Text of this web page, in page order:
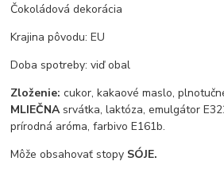
Čokoládová dekorácia
Krajina pôvodu: EU
Doba spotreby: viď obal
Zloženie: cukor, kakaové maslo,
MLIEČNAsrvátka, laktóza, emulgátor
prírodná aróma, farbivo E161b.
Môže obsahovať stopy SÓJE.